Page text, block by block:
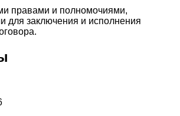
правами и полномочиями,
для заключения и исполнения